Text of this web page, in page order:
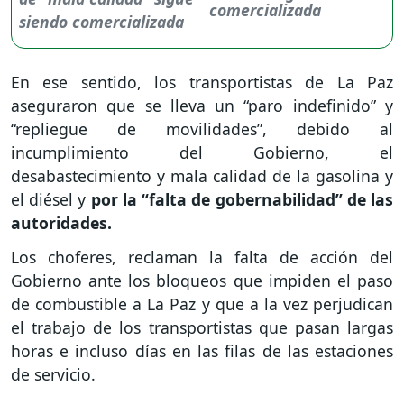
comercializada
En ese sentido, los transportistas de La Paz
aseguraron que se lleva un “paro indefinido” y
“repliegue de movilidades”, debido al
incumplimiento del Gobierno, el
desabastecimiento y mala calidad de la gasolina y
el diésel y por la “falta de gobernabilidad” de las
autoridades.
Los choferes, reclaman la falta de acción del
Gobierno ante los bloqueos que impiden el paso
de combustible a La Paz y que a la vez perjudican
el trabajo de los transportistas que pasan largas
horas e incluso días en las filas de las estaciones
de servicio.